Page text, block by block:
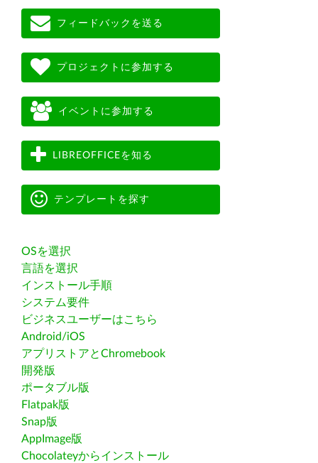
フィードバックを送る
プロジェクトに参加する
イベントに参加する
LIBREOFFICEを知る
テンプレートを探す
OSを選択
言語を選択
インストール手順
システム要件
ビジネスユーザーはこちら
Android/iOS
アプリストアとChromebook
開発版
ポータブル版
Flatpak版
Snap版
AppImage版
Chocolateyからインストール